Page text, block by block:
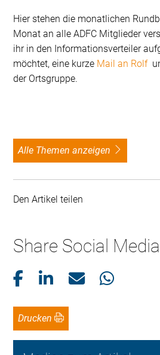
Hier stehen die monatlichen
Monat an alle ADFC Mitglieder
ihr in den Informationsverteiler
möchtet, eine kurze Mail an Rolf
der Ortsgruppe.
alle Themen anzeigen
Den Artikel teilen
Share Social Media
Drucken